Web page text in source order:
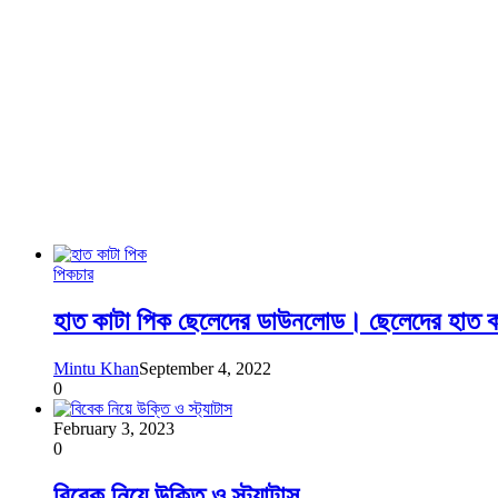
পিকচার
হাত কাটা পিক ছেলেদের ডাউনলোড। ছেলেদের হাত
Mintu KhanSeptember 4, 2022
0
February 3, 2023
0